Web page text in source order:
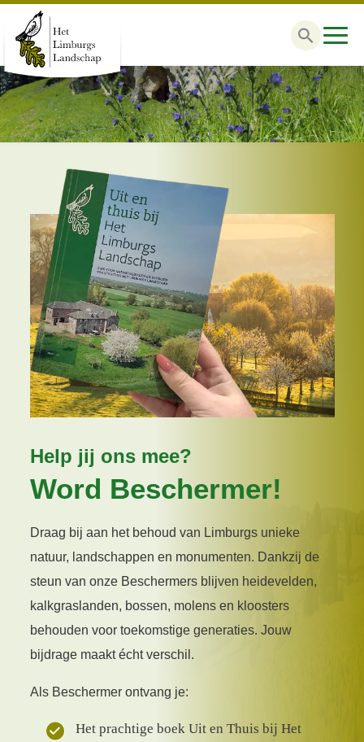
Zoek
Help jij ons mee?
Word Beschermer!
Draag bij aan het behoud van Limburgs unieke
natuur, landschappen en monumenten. Dankzij de
steun van onze Beschermers blijven heidevelden,
kalkgraslanden, bossen, molens en kloosters
behouden voor toekomstige generaties. Jouw
bijdrage maakt écht verschil.
Als Beschermer ontvang je:
Het prachtige boek Uit en Thuis bij Het